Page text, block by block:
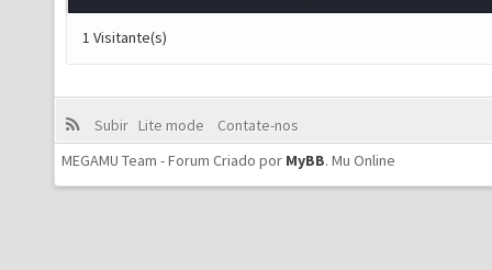
1 Visitante(s)
Subir Lite mode
Contate-nos
MEGAMU Team - Forum Criado por MyBB. Mu Online